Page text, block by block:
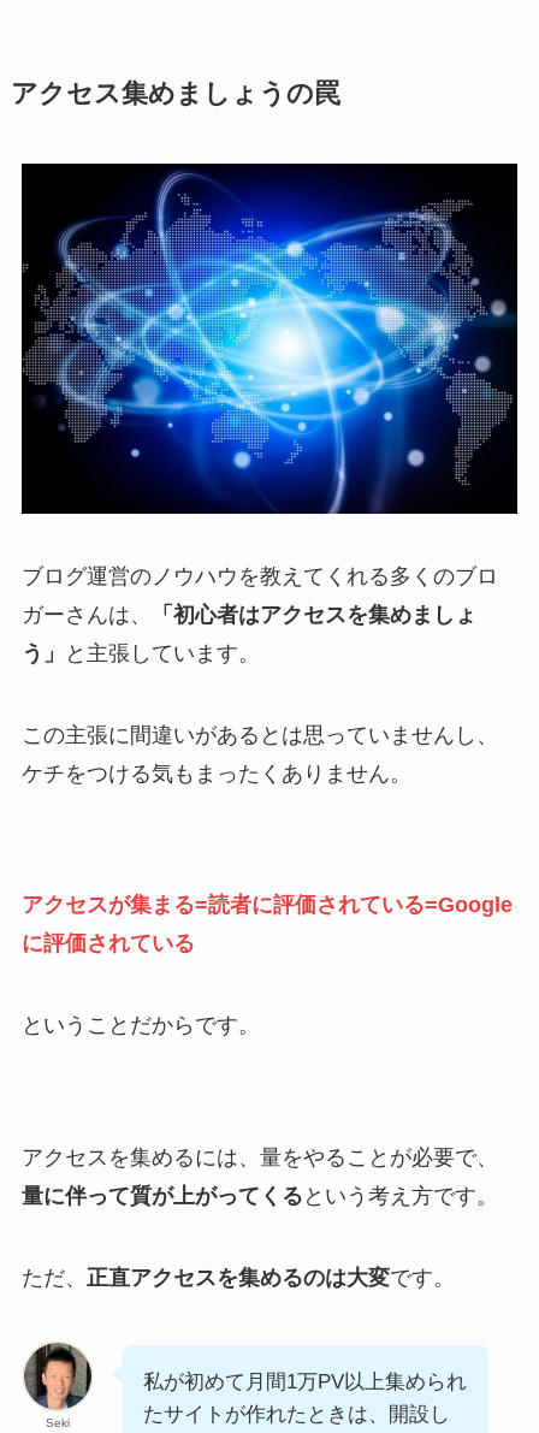
アクセス集めましょうの罠
ブログ運営のノウハウを教えてくれる多くのブロ
ガーさんは、
「初心者はアクセスを集めましょ
う」
と主張しています。
この主張に間違いがあるとは思っていませんし、
ケチをつける気もまったくありません。
アクセスが集まる=読者に評価されている=Google
に評価されている
ということだからです。
アクセスを集めるには、量をやることが必要で、
量に伴って質が上がってくる という考え方です。
ただ、 正直アクセスを集めるのは大変です。
Seki
私が初めて月間1万PV以上集められ
たサイトが作れたときは、開設し